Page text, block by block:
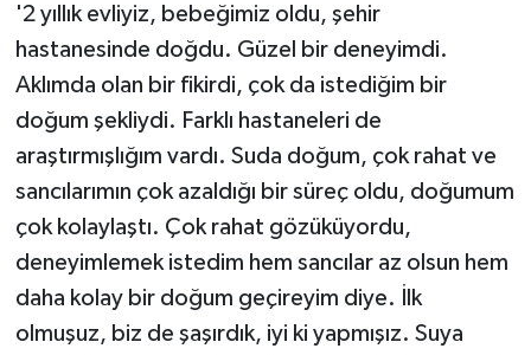
'2 yıllık evliyiz, bebeğimiz oldu, şehir
hastanesinde doğdu. Güzel bir deneyimdi.
Aklımda olan bir fikirdi, çok da istediğim bir
doğum şekliydi. Farklı hastaneleri de
araştırmışlığım vardı. Suda doğum, çok rahat ve
sancılarımın çok azaldığı bir süreç oldu, doğumum
çok kolaylaştı. Çok rahat gözüküyordu,
deneyimlemek istedim hem sancılar az olsun hem
daha kolay bir doğum geçireyim diye. İlk
olmuşuz, biz de şaşırdık, iyi ki yapmışız. Suya